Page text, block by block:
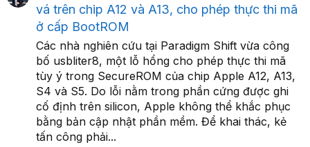
vá trên chip A12 và A13, cho phép thực thi mã
ở cấp BootROM
Các nhà nghiên cứu tại Paradigm Shift vừa công
bố usbliter8, một lỗ hổng cho phép thực thi mã
tùy ý trong SecureROM của chip Apple A12, A13,
S4 và S5. Do lỗi nằm trong phần cứng được ghi
cố định trên silicon, Apple không thể khắc phục
bằng bản cập nhật phần mềm. Để khai thác, kẻ
tấn công phải...